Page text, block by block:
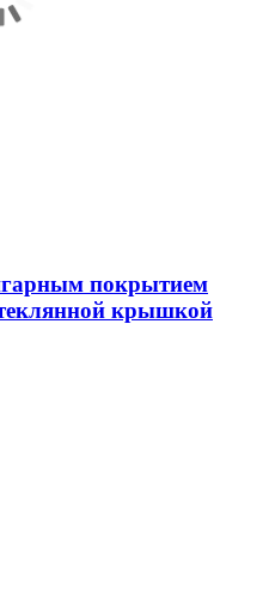
покрытием
крышкой